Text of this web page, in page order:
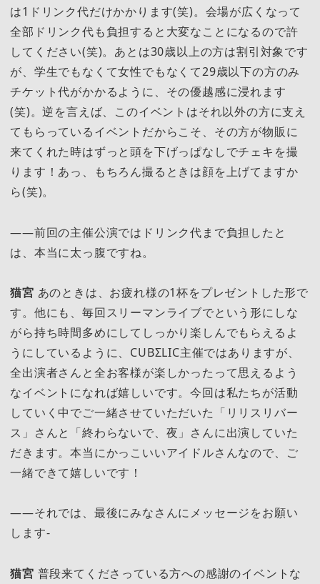
は1ドリンク代だけかかります(笑)。会場が広くなって
全部ドリンク代も負担すると大変なことになるので許
してください(笑)。あとは30歳以上の方は割引対象です
が、学生でもなくて女性でもなくて29歳以下の方のみ
チケット代がかかるように、その優越感に浸れます
(笑)。逆を言えば、このイベントはそれ以外の方に支え
てもらっているイベントだからこそ、その方が物販に
来てくれた時はずっと頭を下げっぱなしでチェキを撮
ります！あっ、もちろん撮るときは顔を上げてますか
ら(笑)。
――前回の主催公演ではドリンク代まで負担したと
は、本当に太っ腹ですね。
猫宮 あのときは、お疲れ様の1杯をプレゼントした形で
す。他にも、毎回スリーマンライブでという形にしな
がら持ち時間多めにしてしっかり楽しんでもらえるよ
うにしているように、CUBΣLIC主催ではありますが、
全出演者さんと全お客様が楽しかったって思えるよう
なイベントになれば嬉しいです。今回は私たちが活動
していく中でご一緒させていただいた「リリスリバー
ス」さんと「終わらないで、夜」さんに出演していた
だきます。本当にかっこいいアイドルさんなので、ご
一緒できて嬉しいです！
――それでは、最後にみなさんにメッセージをお願い
します-
猫宮 普段来てくださっている方への感謝のイベントな